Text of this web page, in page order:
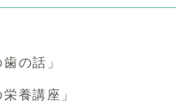
歯の話」
養講座」